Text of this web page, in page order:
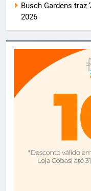
Busch Gardens traz
2026